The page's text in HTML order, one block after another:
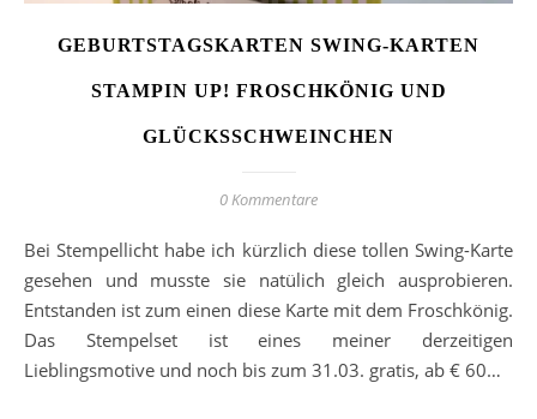
GEBURTSTAGSKARTEN SWING-KARTEN
STAMPIN UP! FROSCHKÖNIG UND
GLÜCKSSCHWEINCHEN
0 Kommentare
Bei Stempellicht habe ich kürzlich diese tollen Swing-Karte
gesehen und musste sie natülich gleich ausprobieren.
Entstanden ist zum einen diese Karte mit dem Froschkönig.
Das Stempelset ist eines meiner derzeitigen
Lieblingsmotive und noch bis zum 31.03. gratis, ab € 60…